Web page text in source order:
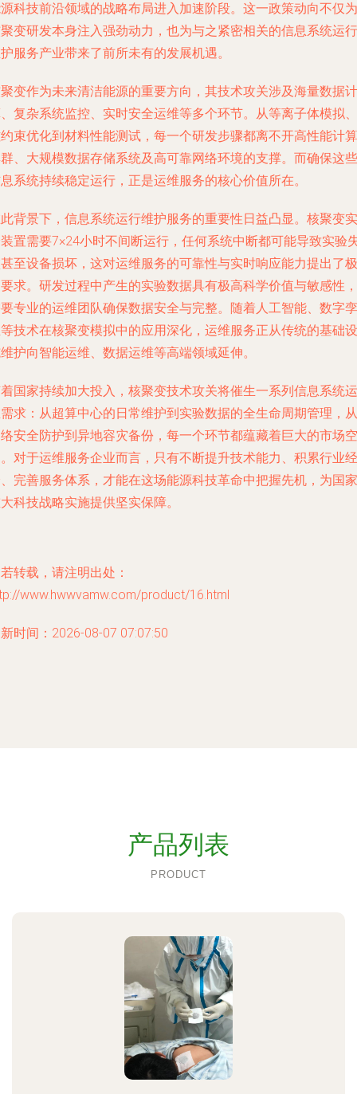
科技前沿领域的战略布局进入加速阶段。这一政策动向不仅为
变研发本身注入强劲动力，也为与之紧密相关的信息系统运行
服务产业带来了前所未有的发展机遇。
变作为未来清洁能源的重要方向，其技术攻关涉及海量数据计
复杂系统监控、实时安全运维等多个环节。从等离子体模拟、
束优化到材料性能测试，每一个研发步骤都离不开高性能计算
、大规模数据存储系统及高可靠网络环境的支撑。而确保这些
系统持续稳定运行，正是运维服务的核心价值所在。
背景下，信息系统运行维护服务的重要性日益凸显。核聚变实
置需要7×24小时不间断运行，任何系统中断都可能导致实验
至设备损坏，这对运维服务的可靠性与实时响应能力提出了极
求。研发过程中产生的实验数据具有极高科学价值与敏感性，
专业的运维团队确保数据安全与完整。随着人工智能、数字孪
技术在核聚变模拟中的应用深化，运维服务正从传统的基础设
护向智能运维、数据运维等高端领域延伸。
国家持续加大投入，核聚变技术攻关将催生一系列信息系统运
求：从超算中心的日常维护到实验数据的全生命周期管理，从
安全防护到异地容灾备份，每一个环节都蕴藏着巨大的市场空
对于运维服务企业而言，只有不断提升技术能力、积累行业经
完善服务体系，才能在这场能源科技革命中把握先机，为国家
科技战略实施提供坚实保障。
转载，请注明出处：
www.hwwvamw.com/product/16.html
时间：2026-08-07 07:07:50
产品列表
PRODUCT